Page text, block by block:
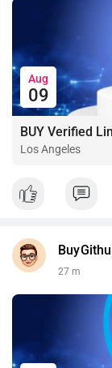
Aug
09
BUY Verified
Los Angeles
27 m